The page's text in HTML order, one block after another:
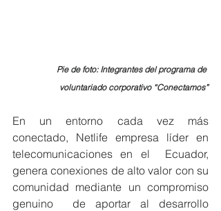
Pie de foto: Integrantes del programa de
voluntariado corporativo “Conectamos”
En un entorno cada vez más
conectado, Netlife empresa líder en
telecomunicaciones en el  Ecuador,
genera conexiones de alto valor con su
comunidad mediante un compromiso
genuino  de aportar al desarrollo